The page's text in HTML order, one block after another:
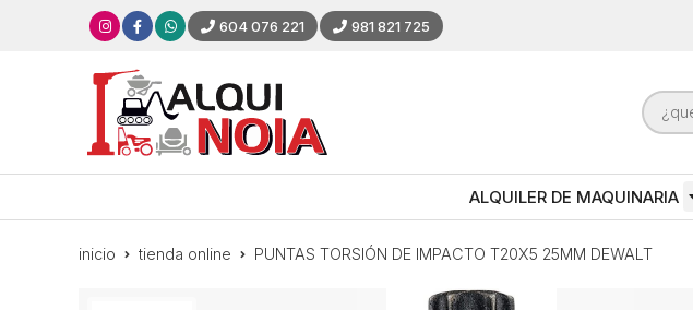
604 076 221 981 821 725
ALQUILER DE MAQUINARIA
inicio tienda online PUNTAS TORSIÓN DE IMPACTO T20X5 25MM DEWALT